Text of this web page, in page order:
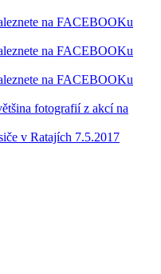
na FACEBOOKu
na FACEBOOKu
na FACEBOOKu
fotografií z akcí na
v Ratajích 7.5.2017